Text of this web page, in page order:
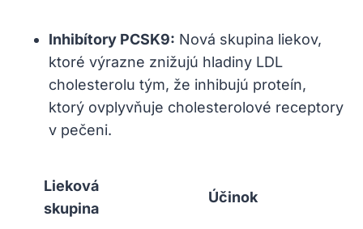
Inhibítory PCSK9: Nová skupina liekov,‍
ktoré ⁢výrazne znižujú hladiny LDL
⁤cholesterolu⁤ tým, že inhibujú proteín,
ktorý ovplyvňuje cholesterolové receptory
v pečeni.
Lieková
‌skupina
Účinok